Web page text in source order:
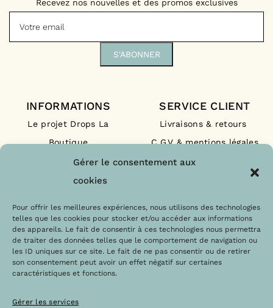
Gérer le consentement aux
cookies
Pour offrir les meilleures expériences, nous utilisons des technologies
telles que les cookies pour stocker et/ou accéder aux informations
des appareils. Le fait de consentir à ces technologies nous permettra
de traiter des données telles que le comportement de navigation ou
les ID uniques sur ce site. Le fait de ne pas consentir ou de retirer
son consentement peut avoir un effet négatif sur certaines
caractéristiques et fonctions.
Gérer les services
INFORMATIONS
Le projet Drops La
Boutique
Nos engagements
Les labels
SERVICE CLIENT
Livraisons & retours
C.G.V & mentions légales
F.A.Q
Recevez nos nouvelles et des promos exclusives